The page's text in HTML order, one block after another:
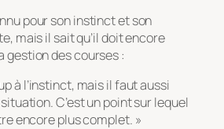
pour son instinct et son
mais il sait qu’il doit encore
gestion des courses :
à l’instinct, mais il faut aussi
C’est un point sur lequel
encore plus complet. »